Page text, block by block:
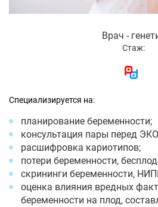
Врач -
Стаж:
Специализируется на:
планирование беременности;
консультация пары перед
расшифровка кариотипов;
потери беременности,
скрининги беременности,
оценка влияния вредных
беременности на плод,